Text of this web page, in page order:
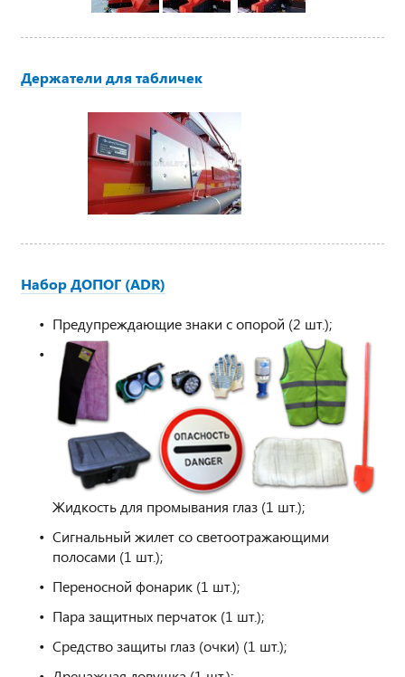
Держатели для табличек
Набор ДОПОГ (ADR)
Предупреждающие знаки с опорой (2 шт.);
Жидкость для промывания глаз (1 шт.);
Сигнальный жилет со светоотражающими
полосами (1 шт.);
Переносной фонарик (1 шт.);
Пара защитных перчаток (1 шт.);
Средство защиты глаз (очки) (1 шт.);